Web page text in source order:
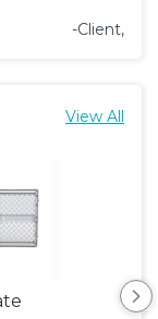
-Client,
View All